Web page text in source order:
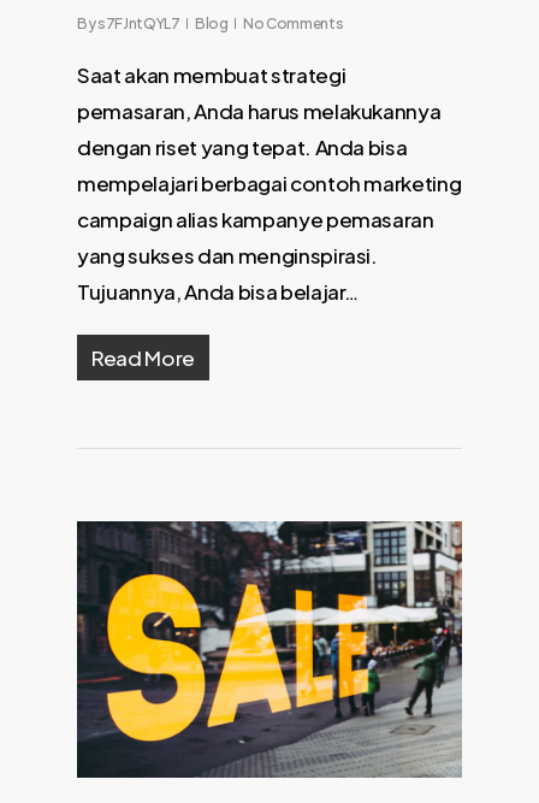
Bys7FJntQYL7 Blog No Comments
Saat akan membuat strategi
pemasaran, Anda harus melakukannya
dengan riset yang tepat. Anda bisa
mempelajari berbagai contoh marketing
campaign alias kampanye pemasaran
yang sukses dan menginspirasi.
Tujuannya, Anda bisa belajar…
Read More